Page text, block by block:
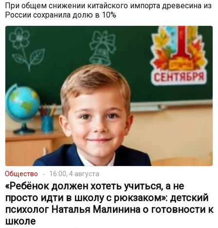
При общем снижении китайского импорта древесина из
России сохранила долю в 10%
Общество 16:00, 4 августа
«Ребёнок должен хотеть учиться, а не
просто идти в школу с рюкзаком»: детский
психолог Наталья Малинина о готовности к
школе